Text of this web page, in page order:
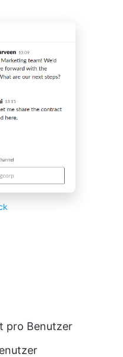
pro Benutzer